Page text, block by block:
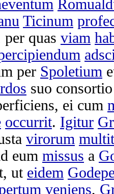
Ticinum
per quas viam
per Spoletium
suo consortio
, ei cum
occurrit. Igitur
virorum
eum missus a
, ut eidem
veniens,